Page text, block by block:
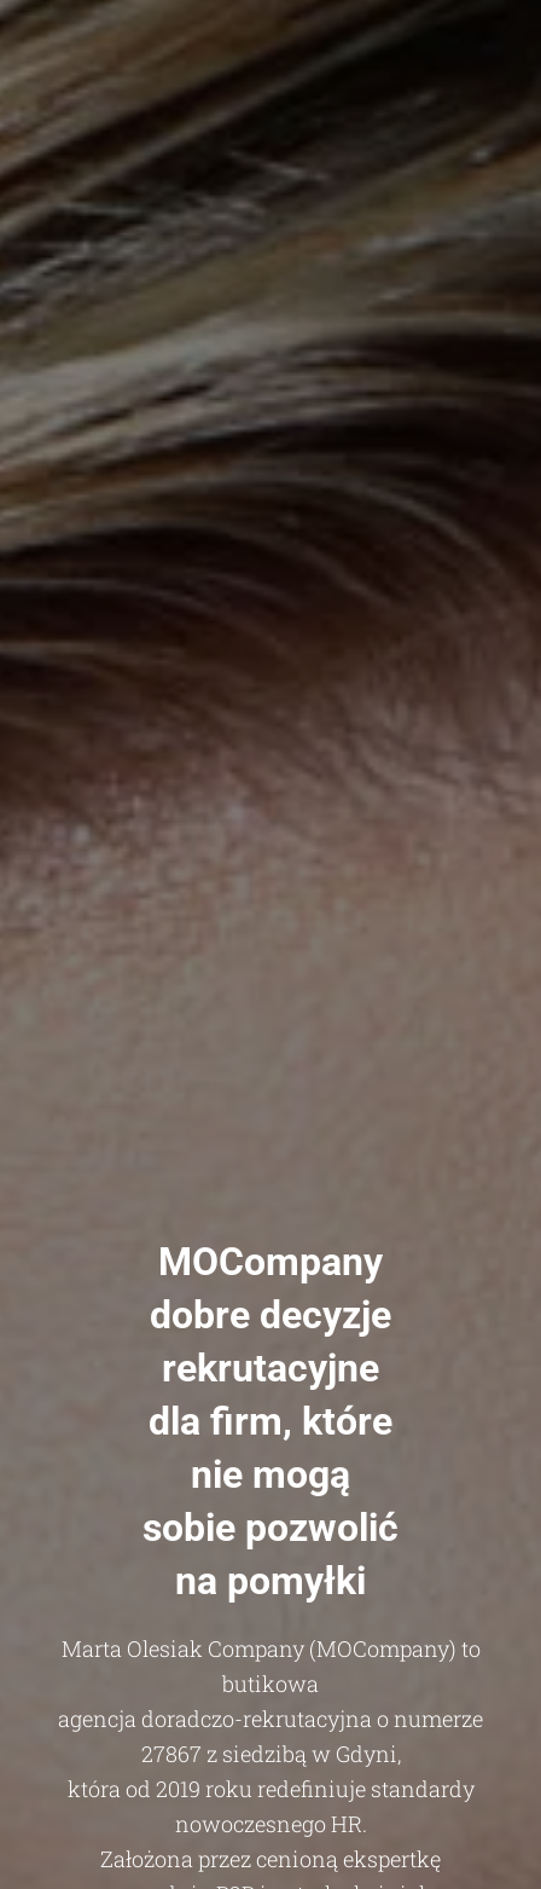
MOCompany
dobre decyzje
rekrutacyjne
dla firm, które
nie mogą
sobie pozwolić
na pomyłki
Marta Olesiak Company (MOCompany) to
butikowa
agencja doradczo-rekrutacyjna o numerze
27867 z siedzibą w Gdyni,
która od 2019 roku redefiniuje standardy
nowoczesnego HR.
Założona przez cenioną ekspertkę